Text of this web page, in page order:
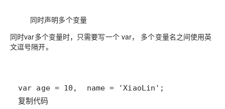
同时声明多个变量
同时var多个变量时，只需要写一个 var， 多个变量名之间使用英
文逗号隔开。
复制代码